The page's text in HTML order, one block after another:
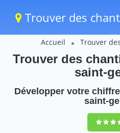
Trouver des
Accueil Trouver
Trouver des
saint-
Développer votre
saint-